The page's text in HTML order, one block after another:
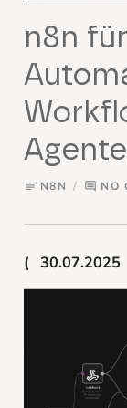
n8n
subject N8N comment NO
30.07.2025